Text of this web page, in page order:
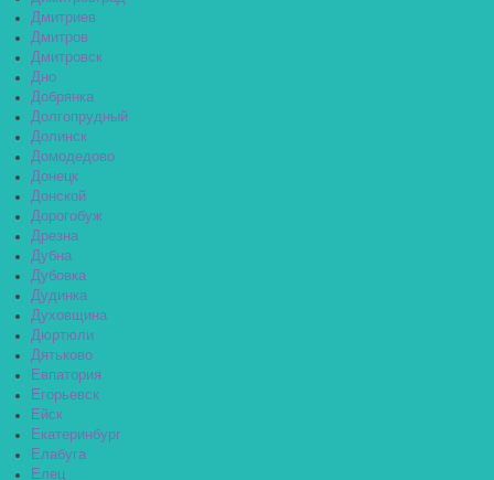
Дмитриев
Дмитров
Дмитровск
Дно
Добрянка
Долгопрудный
Долинск
Домодедово
Донецк
Донской
Дорогобуж
Дрезна
Дубна
Дубовка
Дудинка
Духовщина
Дюртюли
Дятьково
Евпатория
Егорьевск
Ейск
Екатеринбург
Елабуга
Елец